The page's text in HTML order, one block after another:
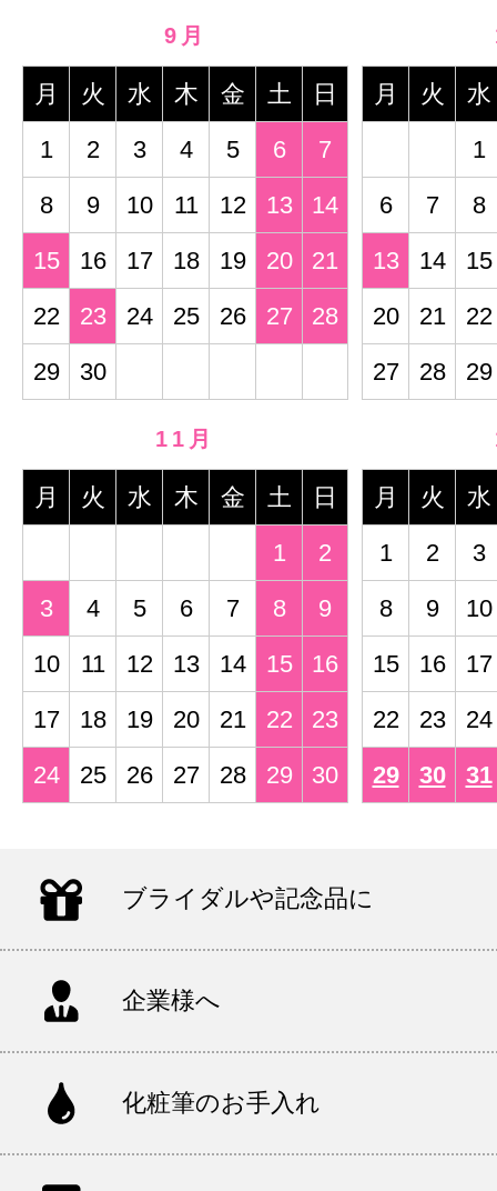
9月
月 火 水 木 金 土
日
1
2 3 4 5 6
7
8
9 10 11 12 13
14
15
16 17 18 19 20
21
22
23 24 25 26 27
28
29
30
月 火
水
1
6
7
8
13
14
15
20
21
22
27
28 29
11月
月 火 水 木 金 土
日
1
2
3
4 5 6 7 8
9
10
11 12 13 14 15
16
17
18 19 20 21 22
23
24
25 26 27 28 29 30
月 火
水
1
2
3
8
9
10
15
16
17
22
23
24
29
30 31
ブライダルや記念品に
企業様へ
化粧筆のお手入れ